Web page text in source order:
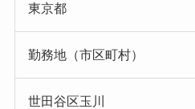
東京都
勤務地（市区町村）
世田谷区玉川